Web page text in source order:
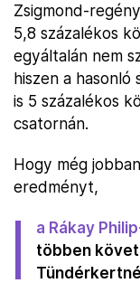
Zsigmond-
5,8 százalékos
egyáltalán nem
hiszen a
is 5 százalékos
csatornán.
Hogy még
eredményt,
a Rákay
többen